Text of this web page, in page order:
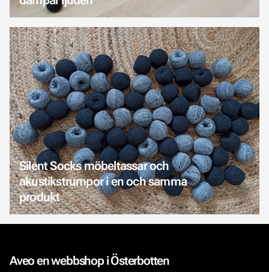
Silent Socks möbeltassar och
akustikstrumpor i en och samma
produkt
Aveo en webbshop i Österbotten